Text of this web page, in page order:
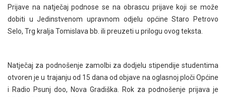
Prijave na natječaj podnose se na obrascu prijave koji se može
dobiti u Jedinstvenom upravnom odjelu općine Staro Petrovo
Selo, Trg kralja Tomislava bb. ili preuzeti u prilogu ovog teksta.
Natječaj za podnošenje zamolbi za dodjelu stipendije studentima
otvoren je u trajanju od 15 dana od objave na oglasnoj ploči Općine
i Radio Psunj doo, Nova Gradiška. Rok za podnošenje prijava je